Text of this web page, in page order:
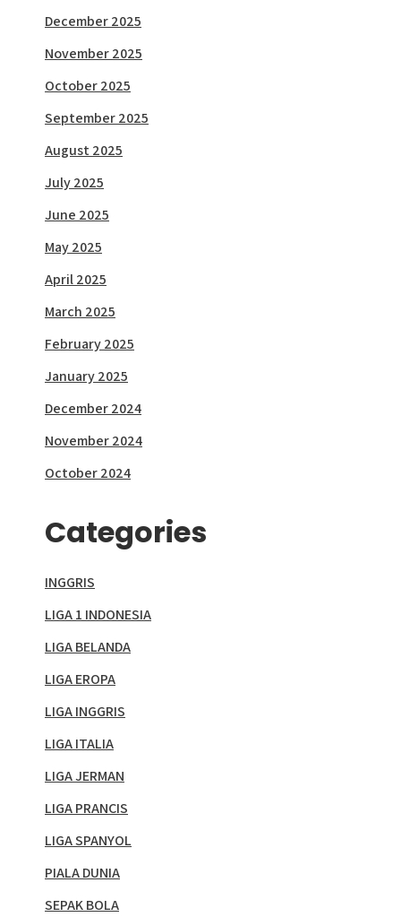
December 2025
November 2025
October 2025
September 2025
August 2025
July 2025
June 2025
May 2025
April 2025
March 2025
February 2025
January 2025
December 2024
November 2024
October 2024
Categories
INGGRIS
LIGA 1 INDONESIA
LIGA BELANDA
LIGA EROPA
LIGA INGGRIS
LIGA ITALIA
LIGA JERMAN
LIGA PRANCIS
LIGA SPANYOL
PIALA DUNIA
SEPAK BOLA